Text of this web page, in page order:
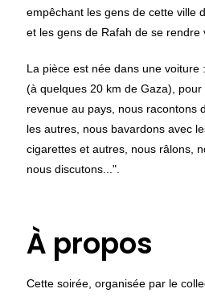
empêchant les gens de cette ville
et les gens de Rafah de se rendre
La pièce est née dans une voiture
(à quelques 20 km de Gaza),
revenue au pays, nous racontons
les autres, nous bavardons avec
cigarettes et autres, nous râlons,
nous discutons...".
À propos
Cette soirée, organisée par le